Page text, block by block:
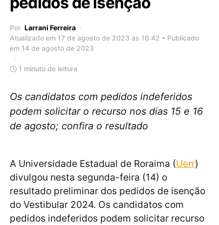
Por Larrani Ferreira
Atualizado em 17 de agosto de 2023 às 16:42 • Publicado
em 14 de agosto de 2023
1 minuto de leitura
Os candidatos com pedidos indeferidos
podem solicitar o recurso nos dias 15 e 16
de agosto; confira o resultado
A Universidade Estadual de Roraima (Uerr)
divulgou nesta segunda-feira (14) o
resultado preliminar dos pedidos de isenção
do Vestibular 2024. Os candidatos com
pedidos indeferidos podem solicitar recurso